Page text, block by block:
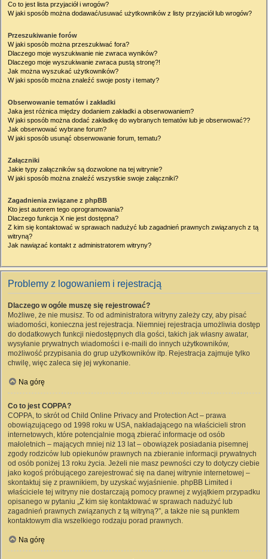
Co to jest lista przyjaciół i wrogów?
W jaki sposób można dodawać/usuwać użytkowników z listy przyjaciół lub wrogów?
Przeszukiwanie forów
W jaki sposób można przeszukiwać fora?
Dlaczego moje wyszukiwanie nie zwraca wyników?
Dlaczego moje wyszukiwanie zwraca pustą stronę?!
Jak można wyszukać użytkowników?
W jaki sposób można znaleźć swoje posty i tematy?
Obserwowanie tematów i zakładki
Jaka jest różnica między dodaniem zakładki a obserwowaniem?
W jaki sposób można dodać zakładkę do wybranych tematów lub je obserwować??
Jak obserwować wybrane forum?
W jaki sposób usunąć obserwowanie forum, tematu?
Załączniki
Jakie typy załączników są dozwolone na tej witrynie?
W jaki sposób można znaleźć wszystkie swoje załączniki?
Zagadnienia związane z phpBB
Kto jest autorem tego oprogramowania?
Dlaczego funkcja X nie jest dostępna?
Z kim się kontaktować w sprawach nadużyć lub zagadnień prawnych związanych z tą
witryną?
Jak nawiązać kontakt z administratorem witryny?
Problemy z logowaniem i rejestracją
Dlaczego w ogóle muszę się rejestrować?
Możliwe, że nie musisz. To od administratora witryny zależy czy, aby pisać
wiadomości, konieczna jest rejestracja. Niemniej rejestracja umożliwia dostęp
do dodatkowych funkcji niedostępnych dla gości, takich jak własny awatar,
wysyłanie prywatnych wiadomości i e-maili do innych użytkowników,
możliwość przypisania do grup użytkowników itp. Rejestracja zajmuje tylko
chwilę, więc zaleca się jej wykonanie.
Na górę
Co to jest COPPA?
COPPA, to skrót od Child Online Privacy and Protection Act – prawa
obowiązującego od 1998 roku w USA, nakładającego na właścicieli stron
internetowych, które potencjalnie mogą zbierać informacje od osób
małoletnich – mających mniej niż 13 lat – obowiązek posiadania pisemnej
zgody rodziców lub opiekunów prawnych na zbieranie informacji prywatnych
od osób poniżej 13 roku życia. Jeżeli nie masz pewności czy to dotyczy ciebie
jako kogoś próbującego zarejestrować się na danej witrynie internetowej –
skontaktuj się z prawnikiem, by uzyskać wyjaśnienie. phpBB Limited i
właściciele tej witryny nie dostarczają pomocy prawnej z wyjątkiem przypadku
opisanego w pytaniu „Z kim się kontaktować w sprawach nadużyć lub
zagadnień prawnych związanych z tą witryną?”, a także nie są punktem
kontaktowym dla wszelkiego rodzaju porad prawnych.
Na górę